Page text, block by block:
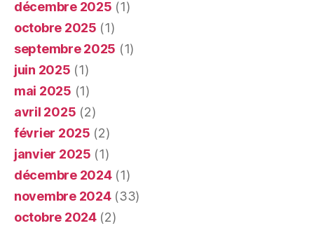
décembre 2025 (1)
octobre 2025 (1)
septembre 2025 (1)
juin 2025 (1)
mai 2025 (1)
avril 2025 (2)
février 2025 (2)
janvier 2025 (1)
décembre 2024(1)
novembre 2024(33)
octobre 2024(2)